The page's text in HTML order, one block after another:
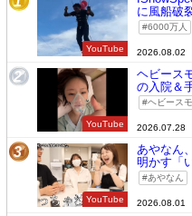
YouTube
に風船破
6000万人
2026.08.02
2
YouTube
ヘビース
の入院＆
ヘビース
2026.07.28
3
YouTube
あやなん
明かす「
あやなん
2026.08.01